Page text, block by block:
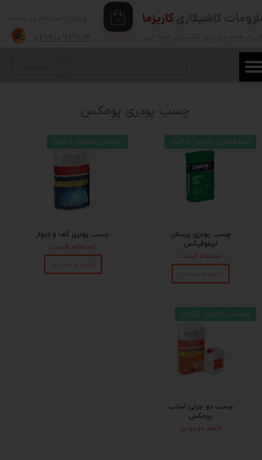
۰
تغییر گذر واژه
سفارشات
کاریزما
​چسب پودری پومکس
چسب پودری پرسلان
لیموفیکس
استعلام قیمت
افزودن به سبد خرید
لیموفیکس (فرمول ترکیه)
چسب پودری کف و دیوار
استعلام قیمت
افزودن به سبد خرید
پومکس (فرمول ترکیه)
چسب دو جزئی اسلب
پومکس
اتمام موجودی
پومکس (فرمول ترکیه)